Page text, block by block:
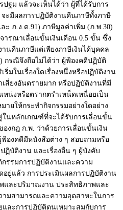
ฐม แล้วจะเห็นได้ว่า ผู้ที่ได้รับการ
ะมีผลการปฏิบัติงานคืนภาษีทั้งภาษี
ะ ภ.ง.ด.91) ภาษีมูลค่าเพิ่ม (ภ.พ.30)
รณาเลื่อนขั้นเงินเดือน 0.5 ขั้น ซึ่ง
นคืนภาษีแต่เพียงภาษีเงินได้บุคคล
กรณีจึงถือไม่ได้ว่า ผู้ฟ้องคดีปฏิบัติ
มในเรื่องใดเรื่องหนึ่งหรือปฏิบัติงาน
สี่ยงอันตรายมาก หรือปฏิบัติงานที่มี
น่งหรือตรากตรำเหน็ดเหนื่อยเป็น
ยให้กระทำกิจกรรมอย่างใดอย่าง
ในหลักเกณฑ์ที่จะได้รับการเลื่อนขั้น
งกฎ ก.พ. ว่าด้วยการเลื่อนขั้นเงิน
ฟ้องคดีมีหนังสือต่าง ๆ สอบถามหรือ
บัติงาน และเรื่องอื่น ๆ ผู้บังคับ
รรมการปฏิบัติงานและความ
ยู่แล้ว การประเมินผลการปฏิบัติงาน
และปริมาณงาน ประสิทธิภาพและ
มสามารถและความอุตสาหะในการ
ละการปฏิบัติตนเหมาะสมกับการ